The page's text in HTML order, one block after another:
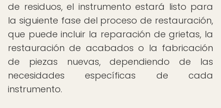
de residuos, el instrumento estará listo para
la siguiente fase del proceso de restauración,
que puede incluir la reparación de grietas, la
restauración de acabados o la fabricación
de piezas nuevas, dependiendo de las
necesidades específicas de cada
instrumento.